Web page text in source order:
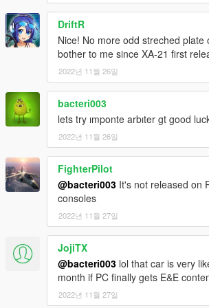
DriftR
Nice! No more odd streched plate
bother to me since XA-21 first
2022년 11월 26일
bacteri003
lets try ımponte arbıter gt good
2022년 11월 26일
FighterPilot
@bacteri003 It's not released on
consoles
2022년 11월 27일
JojiTX
@bacteri003 lol that car is very
month if PC finally gets E&E
2022년 11월 27일